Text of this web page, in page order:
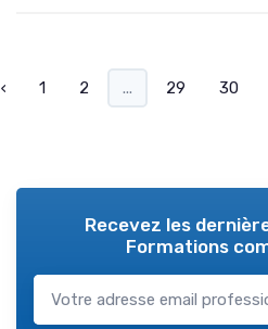
‹ 1 2 ... 29 30
Recevez les
Formations